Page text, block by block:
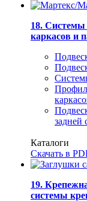
18. Системы
каркасов и
задней
Каталоги
Скачать в
19.
системы